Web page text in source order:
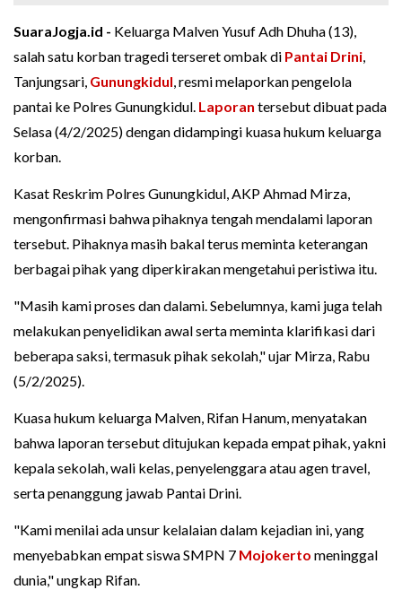
SuaraJogja.id - Keluarga Malven Yusuf Adh Dhuha (13),
salah satu korban tragedi terseret ombak di Pantai Drini,
Tanjungsari, Gunungkidul, resmi melaporkan pengelola
pantai ke Polres Gunungkidul. Laporan tersebut dibuat pada
Selasa (4/2/2025) dengan didampingi kuasa hukum keluarga
korban.
Kasat Reskrim Polres Gunungkidul, AKP Ahmad Mirza,
mengonfirmasi bahwa pihaknya tengah mendalami laporan
tersebut. Pihaknya masih bakal terus meminta keterangan
berbagai pihak yang diperkirakan mengetahui peristiwa itu.
"Masih kami proses dan dalami. Sebelumnya, kami juga telah
melakukan penyelidikan awal serta meminta klarifikasi dari
beberapa saksi, termasuk pihak sekolah," ujar Mirza, Rabu
(5/2/2025).
Kuasa hukum keluarga Malven, Rifan Hanum, menyatakan
bahwa laporan tersebut ditujukan kepada empat pihak, yakni
kepala sekolah, wali kelas, penyelenggara atau agen travel,
serta penanggung jawab Pantai Drini.
"Kami menilai ada unsur kelalaian dalam kejadian ini, yang
menyebabkan empat siswa SMPN 7 Mojokerto meninggal
dunia," ungkap Rifan.